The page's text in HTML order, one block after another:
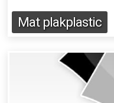
Mat plakplastic